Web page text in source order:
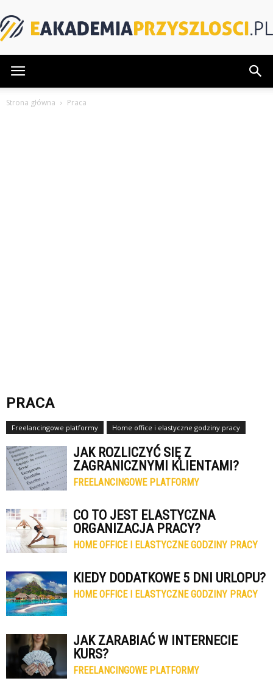
Strona główna Praca
PRACA
Freelancingowe platformy Home office i elastyczne godziny pracy
JAK ROZLICZYĆ SIĘ Z
ZAGRANICZNYMI KLIENTAMI?
FREELANCINGOWE PLATFORMY
CO TO JEST ELASTYCZNA
ORGANIZACJA PRACY?
HOME OFFICE I ELASTYCZNE GODZINY PRACY
KIEDY DODATKOWE 5 DNI URLOPU?
HOME OFFICE I ELASTYCZNE GODZINY PRACY
JAK ZARABIAĆ W INTERNECIE
KURS?
FREELANCINGOWE PLATFORMY